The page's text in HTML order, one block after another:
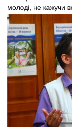
молоді, не кажучи